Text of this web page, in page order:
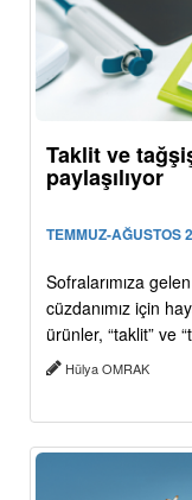
Taklit ve
paylaşılıyor
TEMMUZ-AĞUSTOS
Sofralarımıza
cüzdanımız için
ürünler, “taklit” ve
Hülya OMRAK